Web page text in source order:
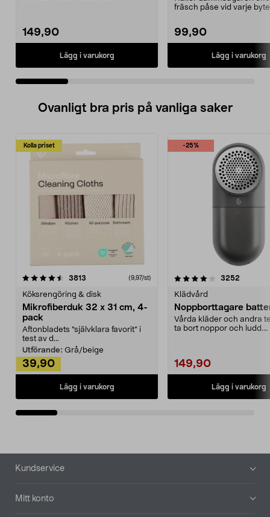
149,90
Lägg i varukorg
fräsch påse vid varje
99,90
Lägg i varukorg
Ovanligt bra pris på vanliga saker
Kolla priset
3813 (9,97/st)
Köksrengöring & disk
Mikrofiberduk 32 x 31 cm, 4-
pack
Aftonbladets "självklara favorit” i
test av d...
Utförande: Grå/beige
39,90
Lägg i varukorg
-25%
4.0av 5 stjärnor 3252
Klädvård
Noppborttagare
Vårda kläder och andra
ta bort noppor och ludd.
149,90
Lägg i varukorg
4.5av 5 stjärnor
Sidfot
Kundservice
Mitt konto